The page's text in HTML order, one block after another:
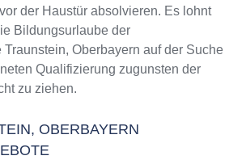
der Haustür absolvieren. Es lohnt
Bildungsurlaube der
Oberbayern auf der Suche
Qualifizierung zugunsten der
zu ziehen.
OBERBAYERN